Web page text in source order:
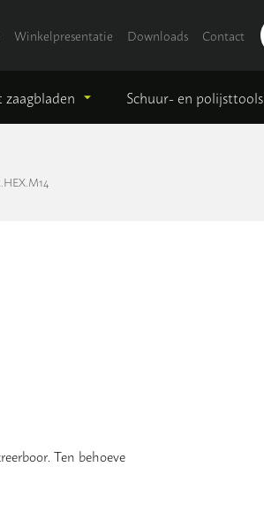
Winkelpresentatie Downloads Contact
Schuur- en polijsttools
Ten behoeve